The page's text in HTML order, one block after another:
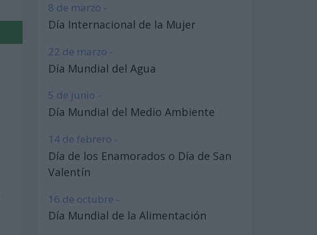
8 de marzo -
Día Internacional de la Mujer
22 de marzo -
Día Mundial del Agua
5 de junio -
Día Mundial del Medio Ambiente
14 de febrero -
Día de los Enamorados o Día de San
Valentín
16 de octubre -
Día Mundial de la Alimentación